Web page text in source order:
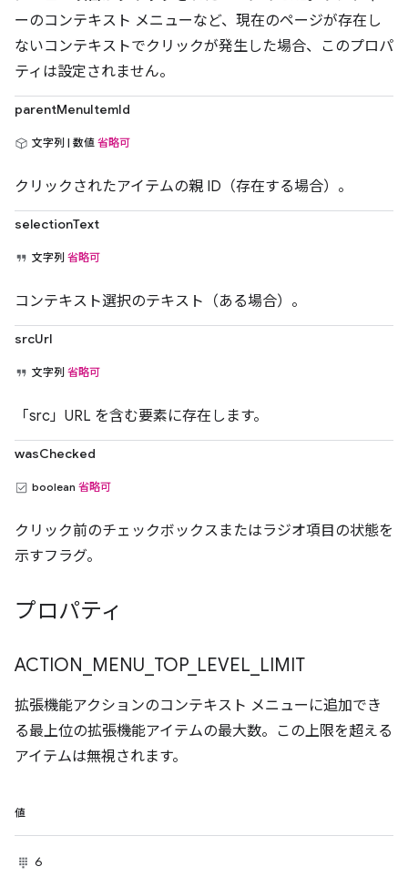
ーのコンテキスト メニューなど、現在のページが存在し
ないコンテキストでクリックが発生した場合、このプロパ
ティは設定されません。
parentMenuItemId
文字列 | 数値 省略可
クリックされたアイテムの親 ID（存在する場合）。
selectionText
文字列 省略可
コンテキスト選択のテキスト（ある場合）。
srcUrl
文字列 省略可
「src」URL を含む要素に存在します。
wasChecked
boolean 省略可
クリック前のチェックボックスまたはラジオ項目の状態を
示すフラグ。
プロパティ
ACTION MENU TOP_ LEVEL LIMIT
拡張機能アクションのコンテキスト メニューに追加でき
る最上位の拡張機能アイテムの最大数。この上限を超える
アイテムは無視されます。
値
6